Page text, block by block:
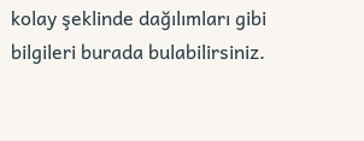
kolay şeklinde dağılımları gibi
bilgileri burada bulabilirsiniz.